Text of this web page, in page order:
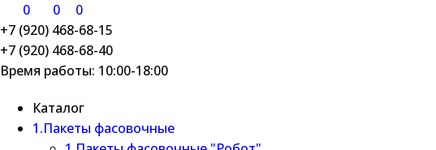
0 0
0
+7 (920) 468-68-15
+7 (920) 468-68-40
Время работы: 10:00-18:00
Каталог
1.Пакеты фасовочные